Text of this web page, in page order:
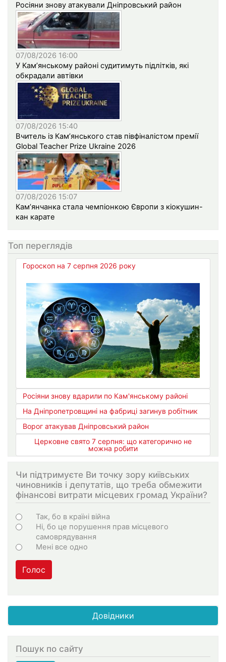
Росіяни знову атакували Дніпровський район
07/08/2026 16:00
У Кам’янському районі судитимуть підлітків, які
обкрадали автівки
07/08/2026 15:40
Вчитель із Кам’янського став півфіналістом премії
Global Teacher Prize Ukraine 2026
07/08/2026 15:07
Кам’янчанка стала чемпіонкою Європи з кіокушин-
кан карате
Топ переглядів
Гороскоп на 7 серпня 2026 року
Росіяни знову вдарили по Кам'янському районі
На Дніпропетровщині на фабриці загинув робітник
Ворог атакував Дніпровський район
Церковне свято 7 серпня: що категорично не
можна робити
Чи підтримуєте Ви точку зору київських
чиновників і депутатів, що треба обмежити
фінансові витрати місцевих громад України?
Варіанти
Так, бо в країні війна
Ні, бо це порушення прав місцевого
самоврядування
Мені все одно
Голос
Довідники
Пошук по сайту